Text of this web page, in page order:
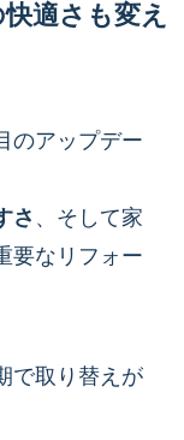
適さも変え
のアップデー
さ 、そして家
要なリフォー
で取り替えが